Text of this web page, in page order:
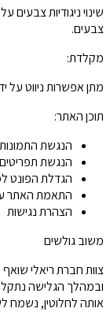
שינוי ניגודיות
צבעים.
מקלדת:
מתן אפשרות ניווט על
תוכן האתר:
הנגשת
הנגשת
הגדלת הפונט
התאמת האתר
הצהרת נגישות
משוב גולשים
צוות חברת ריאלי
ובמהלך הגלישה
אותה לחלוטין, נשמח